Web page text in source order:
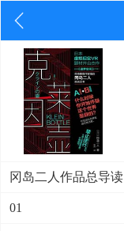
冈岛二人作品总导读
01